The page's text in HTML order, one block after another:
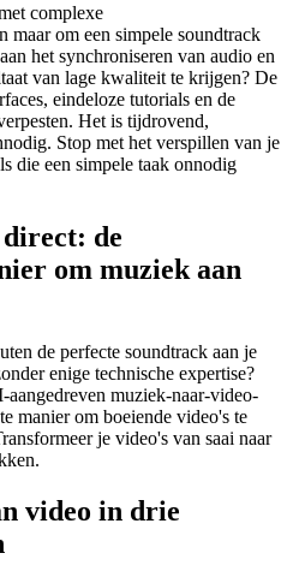
complexe
maar om een simpele soundtrack
het synchroniseren van audio en
van lage kwaliteit te krijgen? De
eindeloze tutorials en de
Het is tijdrovend,
Stop met het verspillen van je
die een simpele taak onnodig
de
om muziek aan
de perfecte soundtrack aan je
enige technische expertise?
muziek-naar-video-
manier om boeiende video's te
je video's van saai naar
video in drie